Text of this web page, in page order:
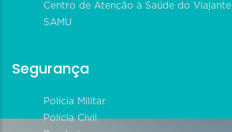
Centro de Atenção à Saúde do Viajante
SAMU
Segurança
Polícia Militar
Polícia Civil